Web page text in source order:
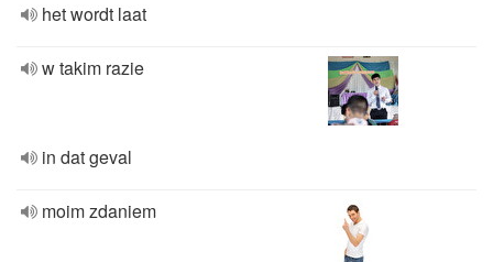
het wordt laat
w takim razie
in dat geval
moim zdaniem